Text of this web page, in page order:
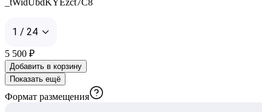
1 / 24
5 500 ₽
Добавить в корзину
Показать ещё
Формат размещения